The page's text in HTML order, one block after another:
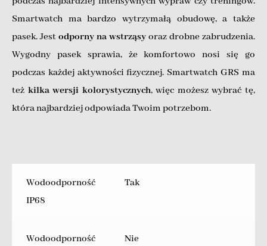
Smartwatch ma bardzo wytrzymałą obudowę, a także
pasek. Jest odporny na wstrząsy oraz drobne zabrudzenia.
Wygodny pasek sprawia, że komfortowo nosi się go
podczas każdej aktywności fizycznej. Smartwatch GRS ma
też kilka wersji kolorystycznych, więc możesz wybrać tę,
która najbardziej odpowiada Twoim potrzebom.
Wodoodporność
IP68
Tak
Wodoodporność
Nie